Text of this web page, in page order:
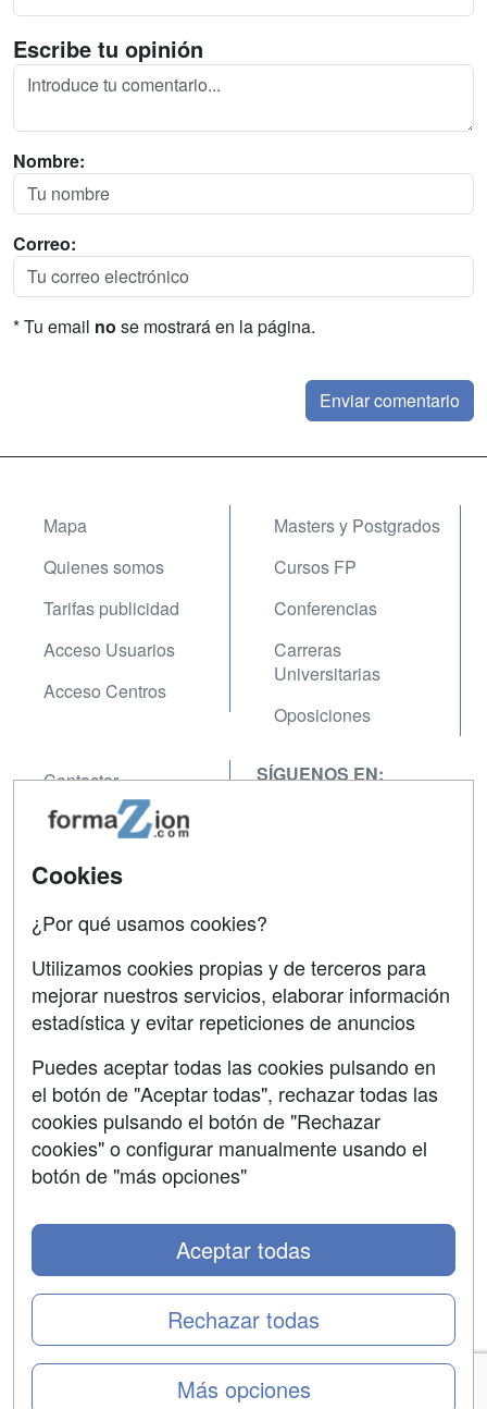
Escribe tu opinión
Nombre:
Correo:
* Tu email no se mostrará en la página.
Mapa
Quienes somos
Tarifas publicidad
Acceso Usuarios
Acceso Centros
Masters y Postgrados
Cursos FP
Conferencias
Carreras
Universitarias
Oposiciones
Contactar
Confidencialidad
Aviso legal
SÍGUENOS EN:
Grupo formazion:
Copyright 2000-2026 Formazion Web, S.L. - Calle
Fermín Caballero, 62 - 28034 Madrid Tel: 91 533 70 78
Cookies
¿Por qué usamos cookies?
Utilizamos cookies propias y de terceros para
mejorar nuestros servicios, elaborar información
estadística y evitar repeticiones de anuncios
Puedes aceptar todas las cookies pulsando en
el botón de "Aceptar todas", rechazar todas las
cookies pulsando el botón de "Rechazar
cookies" o configurar manualmente usando el
botón de "más opciones"
Más opciones
Rechazar todas
Aceptar todas